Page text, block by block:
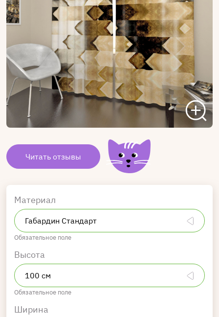
Читать отзывы
Материал
Обязательное поле
Высота
Обязательное поле
Ширина